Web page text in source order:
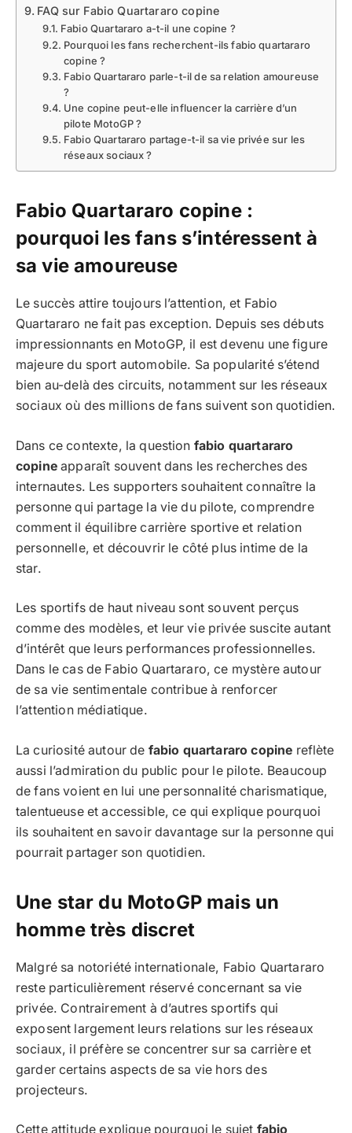
FAQ sur Fabio Quartararo copine
Fabio Quartararo a-t-il une copine ?
Pourquoi les fans recherchent-ils fabio quartararo
copine ?
Fabio Quartararo parle-t-il de sa relation amoureuse
?
Une copine peut-elle influencer la carrière d’un
pilote MotoGP ?
Fabio Quartararo partage-t-il sa vie privée sur les
réseaux sociaux ?
Fabio Quartararo copine :
pourquoi les fans s’intéressent à
sa vie amoureuse
Le succès attire toujours l’attention, et Fabio
Quartararo ne fait pas exception. Depuis ses débuts
impressionnants en MotoGP, il est devenu une figure
majeure du sport automobile. Sa popularité s’étend
bien au-delà des circuits, notamment sur les réseaux
sociaux où des millions de fans suivent son quotidien.
Dans ce contexte, la question fabio quartararo
copineapparaît souvent dans les recherches des
internautes. Les supporters souhaitent connaître la
personne qui partage la vie du pilote, comprendre
comment il équilibre carrière sportive et relation
personnelle, et découvrir le côté plus intime de la
star.
Les sportifs de haut niveau sont souvent perçus
comme des modèles, et leur vie privée suscite autant
d’intérêt que leurs performances professionnelles.
Dans le cas de Fabio Quartararo, ce mystère autour
de sa vie sentimentale contribue à renforcer
l’attention médiatique.
La curiosité autour de fabio quartararo copine reflète
aussi l’admiration du public pour le pilote. Beaucoup
de fans voient en lui une personnalité charismatique,
talentueuse et accessible, ce qui explique pourquoi
ils souhaitent en savoir davantage sur la personne qui
pourrait partager son quotidien.
Une star du MotoGP mais un
homme très discret
Malgré sa notoriété internationale, Fabio Quartararo
reste particulièrement réservé concernant sa vie
privée. Contrairement à d’autres sportifs qui
exposent largement leurs relations sur les réseaux
sociaux, il préfère se concentrer sur sa carrière et
garder certains aspects de sa vie hors des
projecteurs.
Cette attitude explique pourquoi le sujet fabio